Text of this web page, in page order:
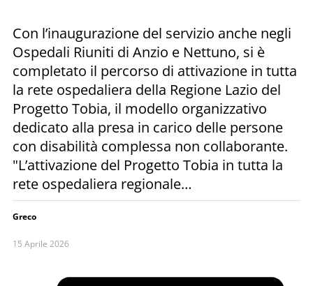
Con l’inaugurazione del servizio anche negli
Ospedali Riuniti di Anzio e Nettuno, si è
completato il percorso di attivazione in tutta
la rete ospedaliera della Regione Lazio del
Progetto Tobia, il modello organizzativo
dedicato alla presa in carico delle persone
con disabilità complessa non collaborante.
"L’attivazione del Progetto Tobia in tutta la
rete ospedaliera regionale…
Greco
15 Aprile 2026